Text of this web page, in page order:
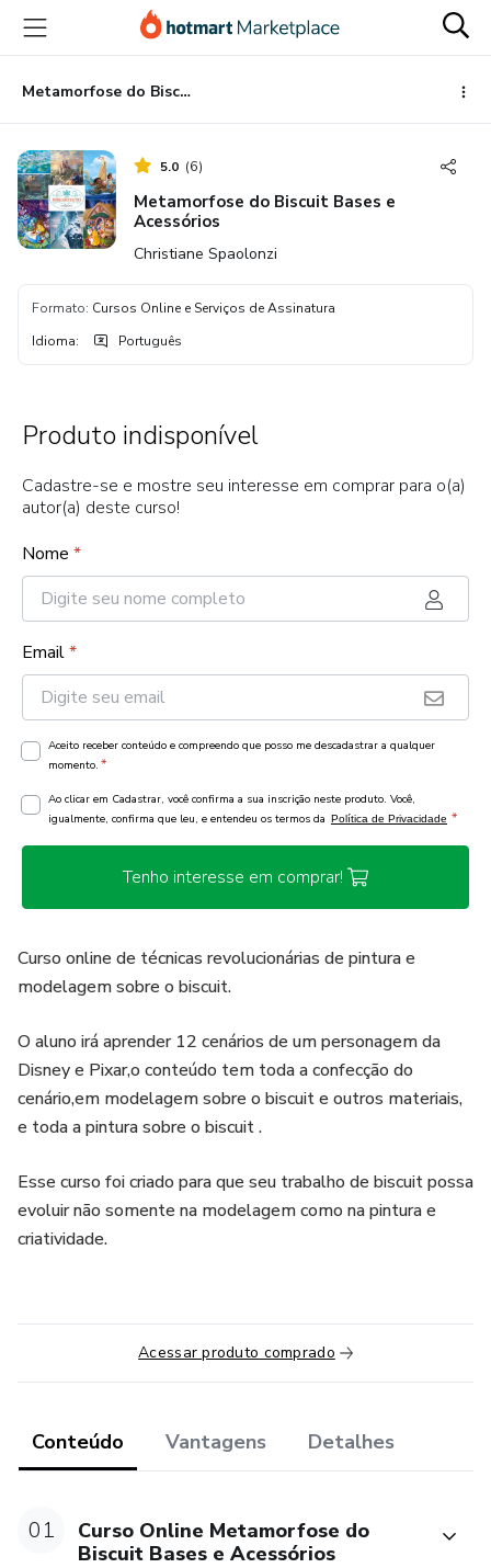
para
conteúdo
principal
para
pagamento
para
rodapé
Metamorfose do Biscuit Bases e Acessórios
5.0 (6)
Metamorfose do Biscuit Bases e
Acessórios
Christiane Spaolonzi
Formato: Cursos Online e Serviços de Assinatura
Idioma: Português
Produto indisponível
Cadastre-se e mostre seu interesse em comprar para o(a)
autor(a) deste curso!
Nome *
Email*
Aceito receber conteúdo e compreendo que posso me descadastrar a qualquer
momento. *
Ao clicar em Cadastrar, você confirma a sua inscrição neste produto. Você,
igualmente, confirma que leu, e entendeu os termos da Política de Privacidade *
Tenho interesse em comprar!
Curso online de técnicas revolucionárias de pintura e
modelagem sobre o biscuit.
O aluno irá aprender 12 cenários de um personagem da
Disney e Pixar,o conteúdo tem toda a confecção do
cenário,em modelagem sobre o biscuit e outros materiais,
e toda a pintura sobre o biscuit .
Esse curso foi criado para que seu trabalho de biscuit possa
evoluir não somente na modelagem como na pintura e
criatividade.
Acessar produto comprado
Conteúdo Vantagens Detalhes
01
Curso Online Metamorfose do
Biscuit Bases e Acessórios